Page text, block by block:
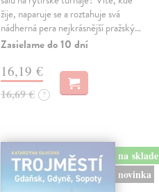
žije, naparuje se a roztahuje svá
nádherná pera nejkrásnější pražský…
Zasielame do 10 dní
16,19 €
16,69 € ?
na sklade
novinka